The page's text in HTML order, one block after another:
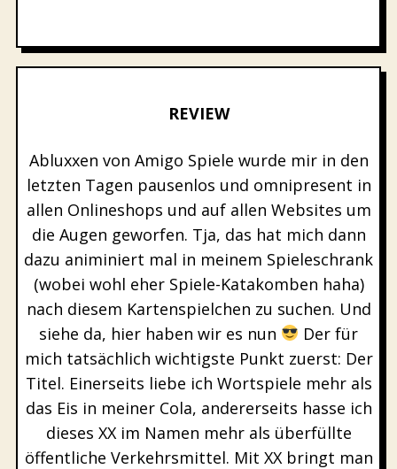
REVIEW
Abluxxen von Amigo Spiele wurde mir in den
letzten Tagen pausenlos und omnipresent in
allen Onlineshops und auf allen Websites um
die Augen geworfen. Tja, das hat mich dann
dazu animiniert mal in meinem Spieleschrank
(wobei wohl eher Spiele-Katakomben haha)
nach diesem Kartenspielchen zu suchen. Und
siehe da, hier haben wir es nun
Der für
mich tatsächlich wichtigste Punkt zuerst: Der
Titel. Einerseits liebe ich Wortspiele mehr als
das Eis in meiner Cola, andererseits hasse ich
dieses XX im Namen mehr als überfüllte
öffentliche Verkehrsmittel. Mit XX bringt man